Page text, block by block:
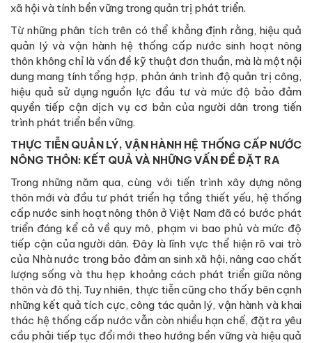
xã hội và tính bền vững trong quản trị phát triển.
Từ những phân tích trên có thể khẳng định rằng, hiệu quả
quản lý và vận hành hệ thống cấp nước sinh hoạt nông
thôn không chỉ là vấn đề kỹ thuật đơn thuần, mà là một nội
dung mang tính tổng hợp, phản ánh trình độ quản trị công,
hiệu quả sử dụng nguồn lực đầu tư và mức độ bảo đảm
quyền tiếp cận dịch vụ cơ bản của người dân trong tiến
trình phát triển bền vững.
THỰC TIỄN QUẢN LÝ, VẬN HÀNH HỆ THỐNG CẤP NƯỚC
NÔNG THÔN: KẾT QUẢ VÀ NHỮNG VẤN ĐỀ ĐẶT RA
Trong những năm qua, cùng với tiến trình xây dựng nông
thôn mới và đầu tư phát triển hạ tầng thiết yếu, hệ thống
cấp nước sinh hoạt nông thôn ở Việt Nam đã có bước phát
triển đáng kể cả về quy mô, phạm vi bao phủ và mức độ
tiếp cận của người dân. Đây là lĩnh vực thể hiện rõ vai trò
của Nhà nước trong bảo đảm an sinh xã hội, nâng cao chất
lượng sống và thu hẹp khoảng cách phát triển giữa nông
thôn và đô thị. Tuy nhiên, thực tiễn cũng cho thấy bên cạnh
những kết quả tích cực, công tác quản lý, vận hành và khai
thác hệ thống cấp nước vẫn còn nhiều hạn chế, đặt ra yêu
cầu phải tiếp tục đổi mới theo hướng bền vững và hiệu quả